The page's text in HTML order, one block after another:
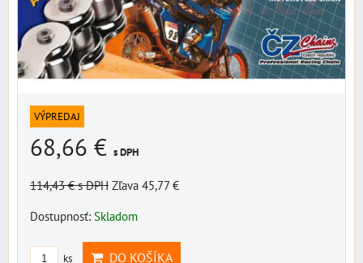
VÝPREDAJ
68,66 € s DPH
114,43 €s DPH Zľava 45,77 €
Dostupnosť: Skladom
ks DO KOŠÍKA